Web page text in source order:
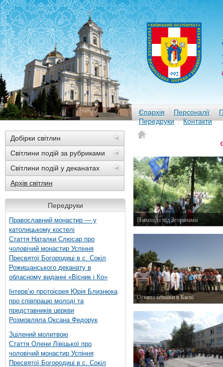
Єпархія Персоналії
Передруки
Контакти
Добірки світлин
Світлини подій за рубриками
Світлини подій у деканатах
Архів світлин
Передруки
Православний монастир — у
католицькому костелі
Стаття Наталки Слюсар про
чоловічий монастир Успіння
Пресвятої Богородиці в с. Сокіл
Рожищанського деканату в
обласному виданні «Вісник і Ко»
Інтерв’ю протоієрея Юрія Близнюка
про співпрацю молоді та
представників церкви
Розмовляла Оксана Федорук
Зцілений молитвою
Стаття Олени Лівіцької про
чоловічий монастир Успіння
Пресвятої Богородиці в с. Сокіл
Панахида під Згоранами
Освята техніки в Баєві